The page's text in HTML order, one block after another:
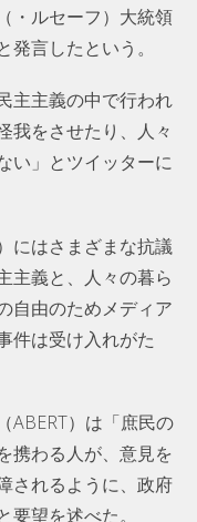
・ルセーフ）大統領
言したという。
主主義の中で行われ
我をさせたり、人々
い」とツイッターに
にはさまざまな抗議
主義と、人々の暮ら
自由のためメディア
件は受け入れがた
ABERT）は「庶民の
携わる人が、意見を
されるように、政府
望を述べた。